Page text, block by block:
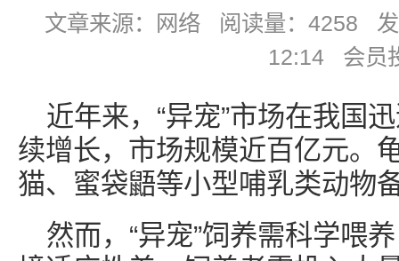
文章来源：网络 阅读量：4258
12:14 会员
近年来，“异宠”市场在我国
续增长，市场规模近百亿元。
猫、蜜袋鼯等小型哺乳类动物
然而，“异宠”饲养需科学喂